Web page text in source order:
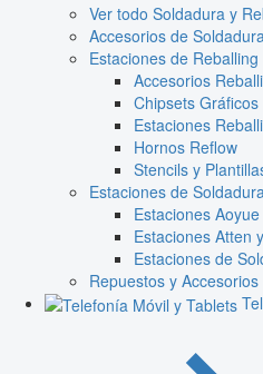
Ver todo Soldadura y
Accesorios de Soldadura
Estaciones de Reballing
Accesorios
Chipsets Gráficos
Estaciones
Hornos Reflow
Stencils y
Estaciones de Soldadura
Estaciones Aoyue
Estaciones Atten
Estaciones de
Repuestos y Accesorios